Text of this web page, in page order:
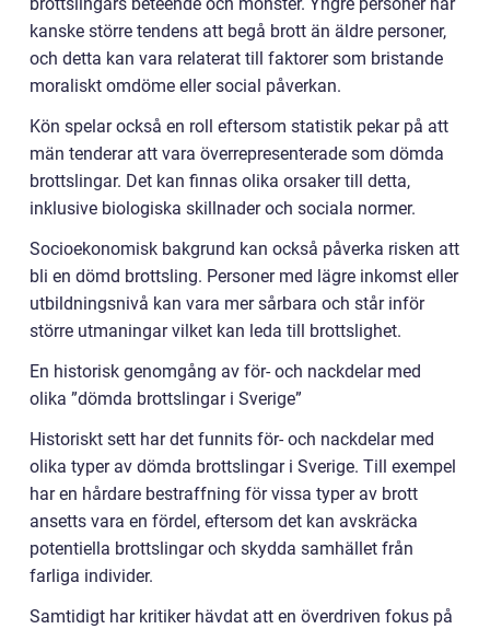
brottslingars beteende och mönster. Yngre personer har
kanske större tendens att begå brott än äldre personer,
och detta kan vara relaterat till faktorer som bristande
moraliskt omdöme eller social påverkan.
Kön spelar också en roll eftersom statistik pekar på att
män tenderar att vara överrepresenterade som dömda
brottslingar. Det kan finnas olika orsaker till detta,
inklusive biologiska skillnader och sociala normer.
Socioekonomisk bakgrund kan också påverka risken att
bli en dömd brottsling. Personer med lägre inkomst eller
utbildningsnivå kan vara mer sårbara och står inför
större utmaningar vilket kan leda till brottslighet.
En historisk genomgång av för- och nackdelar med
olika ”dömda brottslingar i Sverige”
Historiskt sett har det funnits för- och nackdelar med
olika typer av dömda brottslingar i Sverige. Till exempel
har en hårdare bestraffning för vissa typer av brott
ansetts vara en fördel, eftersom det kan avskräcka
potentiella brottslingar och skydda samhället från
farliga individer.
Samtidigt har kritiker hävdat att en överdriven fokus på